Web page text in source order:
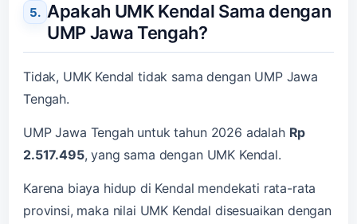
Apakah UMK Kendal Sama dengan
UMP Jawa Tengah?
Tidak, UMK Kendal tidak sama dengan UMP Jawa
Tengah.
UMP Jawa Tengah untuk tahun 2026 adalah Rp
2.517.495, yang sama dengan UMK Kendal.
Karena biaya hidup di Kendal mendekati rata-rata
provinsi, maka nilai UMK Kendal disesuaikan dengan